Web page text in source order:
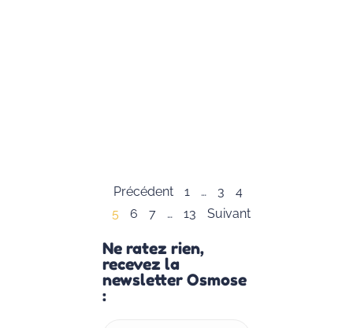
Précédent 1 … 3
4
5
6 7 … 13 Suivant
Ne ratez rien,
recevez la
newsletter Osmose
: